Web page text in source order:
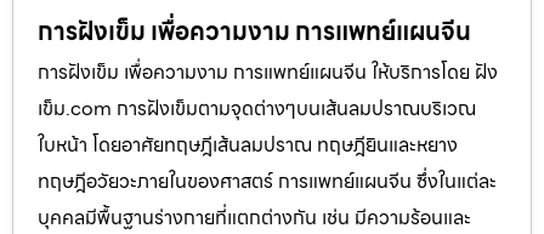
การฝังเข็ม เพื่อความงาม การแพทย์แผนจีน
การฝังเข็ม เพื่อความงาม การแพทย์แผนจีน ให้บริการโดย ฝัง
เข็ม.com การฝังเข็มตามจุดต่างๆบนเส้นลมปราณบริเวณ
ใบหน้า โดยอาศัยทฤษฎีเส้นลมปราณ ทฤษฎียินและหยาง
ทฤษฎีอวัยวะภายในของศาสตร์ การแพทย์แผนจีน ซึ่งในแต่ละ
บุคคลมีพื้นฐานร่างกายที่แตกต่างกัน เช่น มีความร้อนและ